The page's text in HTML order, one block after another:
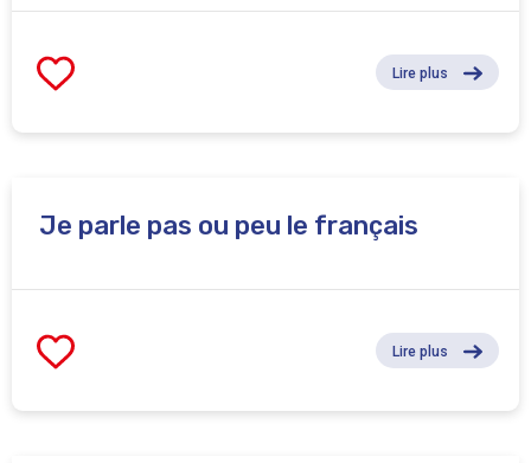
Lire plus
Je parle pas ou peu le français
Lire plus